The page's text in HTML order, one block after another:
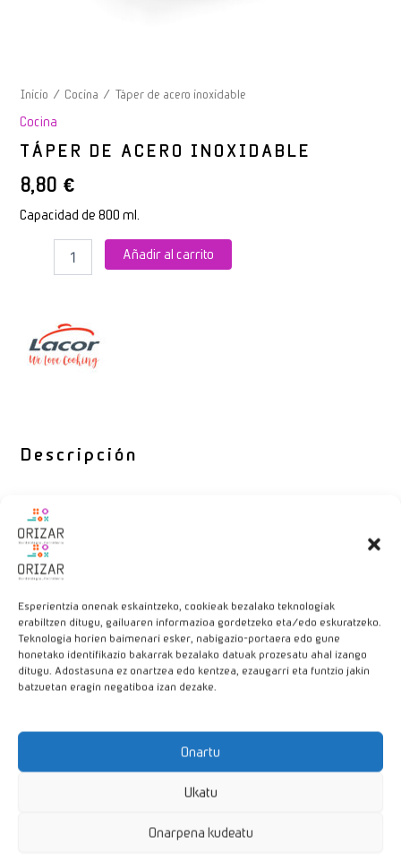
Esperientzia onenak eskaintzeko, cookieak bezalako teknologiak
erabiltzen ditugu, gailuaren informazioa gordetzeko eta/edo eskuratzeko.
Teknologia horien baimenari esker, nabigazio-portaera edo gune
honetako identifikazio bakarrak bezalako datuak prozesatu ahal izango
ditugu. Adostasuna ez onartzea edo kentzea, ezaugarri eta funtzio jakin
batzuetan eragin negatiboa izan dezake.
Onartu
Ukatu
Onarpena kudeatu
Inicio / Cocina / Táper de acero inoxidable
Cocina
TÁPER DE ACERO INOXIDABLE
8,80€
Capacidad de 800 ml.
Añadir al carrito
Descripción
lavavajillas. La goma y las pestañas de la tapa hacen que su
cierre sea muy seguro para el transporte de la comida. Es ligero
y totalmente inocuo para los alimentos.
Disponemos de más tamaños en tienda
CONTENEDOR